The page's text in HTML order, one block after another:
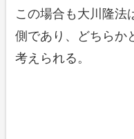
この場合も大川隆法
側であり、どちらか
考えられる。